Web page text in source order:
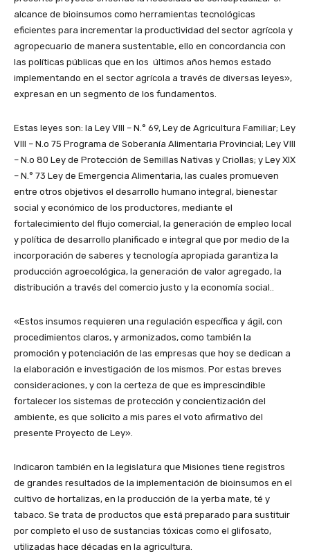
alcance de bioinsumos como herramientas tecnológicas
eficientes para incrementar la productividad del sector agrícola y
agropecuario de manera sustentable, ello en concordancia con
las políticas públicas que en los últimos años hemos estado
implementando en el sector agrícola a través de diversas leyes»,
expresan en un segmento de los fundamentos.
Estas leyes son: la Ley VIII – N.° 69, Ley de Agricultura Familiar; Ley
VIII – N.o 75 Programa de Soberanía Alimentaria Provincial; Ley VIII
– N.o 80 Ley de Protección de Semillas Nativas y Criollas; y Ley XIX
– N.° 73 Ley de Emergencia Alimentaria, las cuales promueven
entre otros objetivos el desarrollo humano integral, bienestar
social y económico de los productores, mediante el
fortalecimiento del flujo comercial, la generación de empleo local
y política de desarrollo planificado e integral que por medio de la
incorporación de saberes y tecnología apropiada garantiza la
producción agroecológica, la generación de valor agregado, la
distribución a través del comercio justo y la economía social..
«Estos insumos requieren una regulación específica y ágil, con
procedimientos claros, y armonizados, como también la
promoción y potenciación de las empresas que hoy se dedican a
la elaboración e investigación de los mismos. Por estas breves
consideraciones, y con la certeza de que es imprescindible
fortalecer los sistemas de protección y concientización del
ambiente, es que solicito a mis pares el voto afirmativo del
presente Proyecto de Ley».
Indicaron también en la legislatura que Misiones tiene registros
de grandes resultados de la implementación de bioinsumos en el
cultivo de hortalizas, en la producción de la yerba mate, té y
tabaco. Se trata de productos que está preparado para sustituir
por completo el uso de sustancias tóxicas como el glifosato,
utilizadas hace décadas en la agricultura.